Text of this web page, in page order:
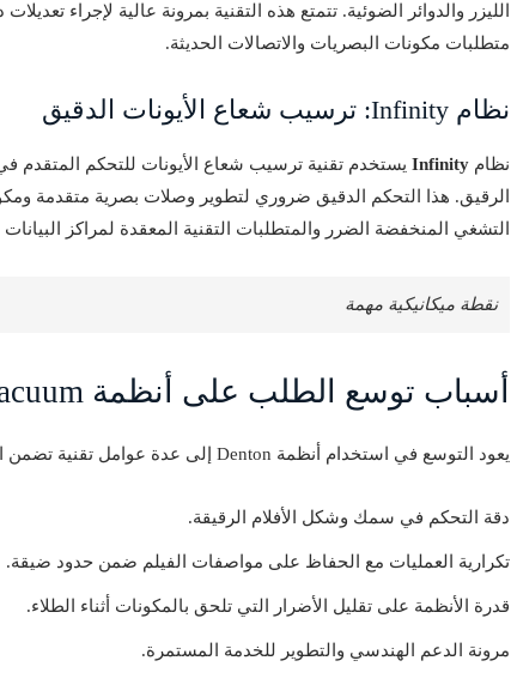
الليزر والدوائر الضوئية. تتمتع هذه التقنية بمرونة عالية لإجراء
متطلبات مكونات البصريات والاتصالات الحديثة.
نظام Infinity: ترسيب شعاع الأيونات الدقيق
نظام Infinity يستخدم تقنية ترسيب شعاع الأيونات للتحكم المتقدم
الرقيق. هذا التحكم الدقيق ضروري لتطوير وصلات بصرية متقدمة
التشغي المنخفضة الضرر والمتطلبات التقنية المعقدة لمراكز
نقطة ميكانيكية مهمة
أسباب توسع الطلب على أنظمة Denton Vacuum 🔥
يعود التوسع في استخدام أنظمة Denton إلى عدة عوامل تقنية تضمن استقرار الأداء وجودة الطبقات المترسبة:
دقة التحكم في سمك وشكل الأفلام الرقيقة.
تكرارية العمليات مع الحفاظ على مواصفات الفيلم ضمن حدود ضيقة.
قدرة الأنظمة على تقليل الأضرار التي تلحق بالمكونات أثناء الطلاء.
مرونة الدعم الهندسي والتطوير للخدمة المستمرة.